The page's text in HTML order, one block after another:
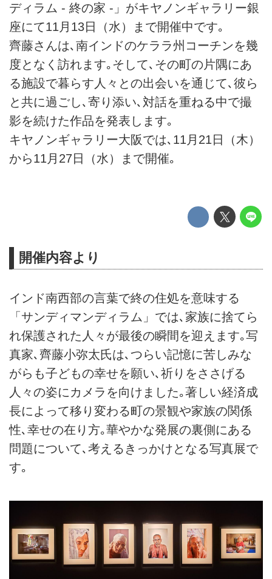
ディラム ‐ 終の家 ‐」がキヤノンギャラリー銀
座にて11月13日（水）まで開催中です｡
齊藤さんは､南インドのケララ州コーチンを幾
度となく訪れます｡そして､その町の片隅にあ
る施設で暮らす人々との出会いを通じて､彼ら
と共に過ごし､寄り添い､対話を重ねる中で撮
影を続けた作品を発表します｡
キヤノンギャラリー大阪では､11月21日（木）
から11月27日（水）まで開催｡
開催内容より
インド南西部の言葉で終の住処を意味する
「サンディマンディラム」では､家族に捨てら
れ保護された人々が最後の瞬間を迎えます｡写
真家､齊藤小弥太氏は､つらい記憶に苦しみな
がらも子どもの幸せを願い､祈りをささげる
人々の姿にカメラを向けました｡著しい経済成
長によって移り変わる町の景観や家族の関係
性､幸せの在り方｡華やかな発展の裏側にある
問題について､考えるきっかけとなる写真展で
す｡